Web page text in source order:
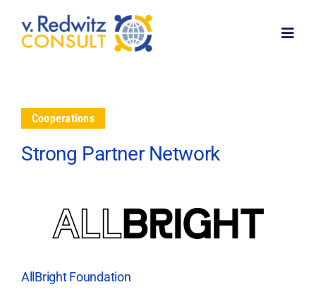
content
Customer feedback
News
Cooperations
Strong Partner Network
AllBright Foundation